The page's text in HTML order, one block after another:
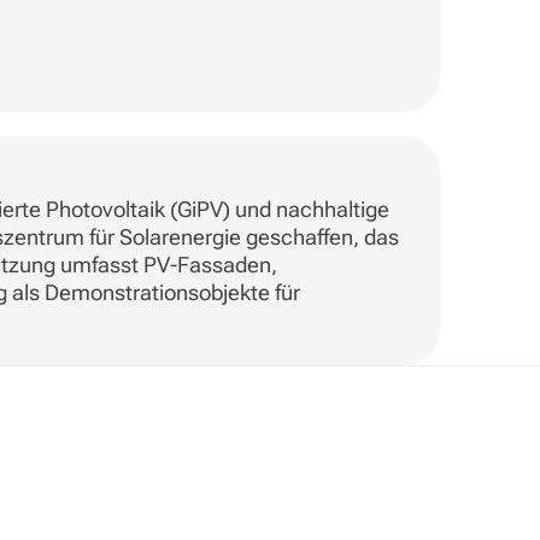
Photovoltaik (GiPV) und nachhaltige
für Solarenergie geschaffen, das
umfasst PV-Fassaden,
als Demonstrationsobjekte für